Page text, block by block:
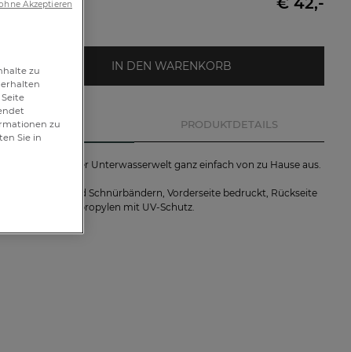
IN DEN WARENKORB
PRODUKTDETAILS
die Schönheit der Unterwasserwelt ganz einfach von zu Hause aus.
mit Abnähern und Schnürbändern, Vorderseite bedruckt, Rückseite
aus 100% Polypropylen mit UV-Schutz.
zu
zu
Sie in
Akzeptieren